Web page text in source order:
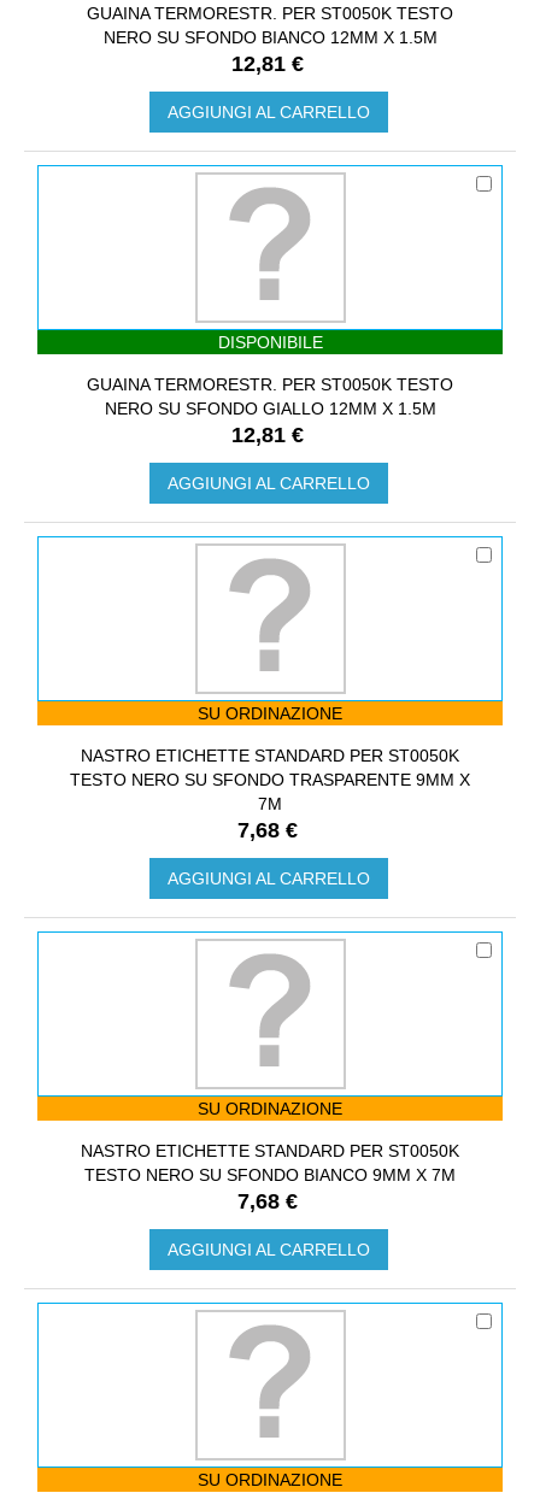
GUAINA TERMORESTR. PER ST0050K TESTO
NERO SU SFONDO BIANCO 12MM X 1.5M
12,81 €
AGGIUNGI AL CARRELLO
DISPONIBILE
GUAINA TERMORESTR. PER ST0050K TESTO
NERO SU SFONDO GIALLO 12MM X 1.5M
12,81 €
AGGIUNGI AL CARRELLO
SU ORDINAZIONE
NASTRO ETICHETTE STANDARD PER ST0050K
TESTO NERO SU SFONDO TRASPARENTE 9MM X
7M
7,68 €
AGGIUNGI AL CARRELLO
SU ORDINAZIONE
NASTRO ETICHETTE STANDARD PER ST0050K
TESTO NERO SU SFONDO BIANCO 9MM X 7M
7,68 €
AGGIUNGI AL CARRELLO
SU ORDINAZIONE